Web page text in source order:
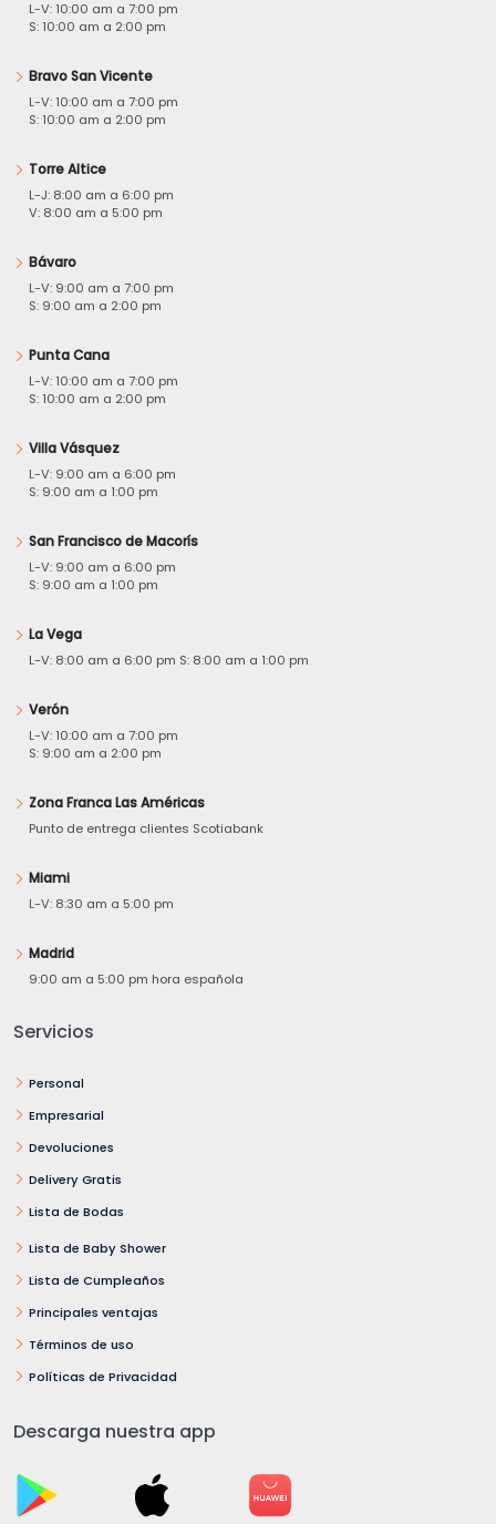
L-V: 10:00 am a 7:00 pm
S: 10:00 am a 2:00 pm
Bravo San Vicente
L-V: 10:00 am a 7:00 pm
S: 10:00 am a 2:00 pm
Torre Altice
L-J: 8:00 am a 6:00 pm
V: 8:00 am a 5:00 pm
Bávaro
L-V: 9:00 am a 7:00 pm
S: 9:00 am a 2:00 pm
Punta Cana
L-V: 10:00 am a 7:00 pm
S: 10:00 am a 2:00 pm
Villa Vásquez
L-V: 9:00 am a 6:00 pm
S: 9:00 am a 1:00 pm
San Francisco de Macorís
L-V: 9:00 am a 6:00 pm
S: 9:00 am a 1:00 pm
La Vega
L-V: 8:00 am a 6:00 pm S: 8:00 am a 1:00 pm
Verón
L-V: 10:00 am a 7:00 pm
S: 9:00 am a 2:00 pm
Zona Franca Las Américas
Punto de entrega clientes Scotiabank
Miami
L-V: 8:30 am a 5:00 pm
Madrid
9:00 am a 5:00 pm hora española
Servicios
Personal
Empresarial
Devoluciones
Delivery Gratis
Lista de Bodas
Lista de Baby Shower
Lista de Cumpleaños
Principales ventajas
Términos de uso
Políticas de Privacidad
Descarga nuestra app